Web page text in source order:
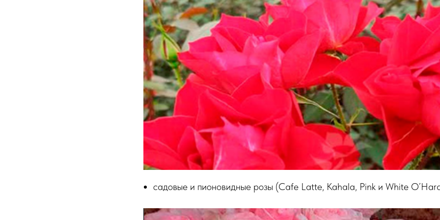
cадовые и пионовидные розы (Cafe Latte, Kahala, Pink и White